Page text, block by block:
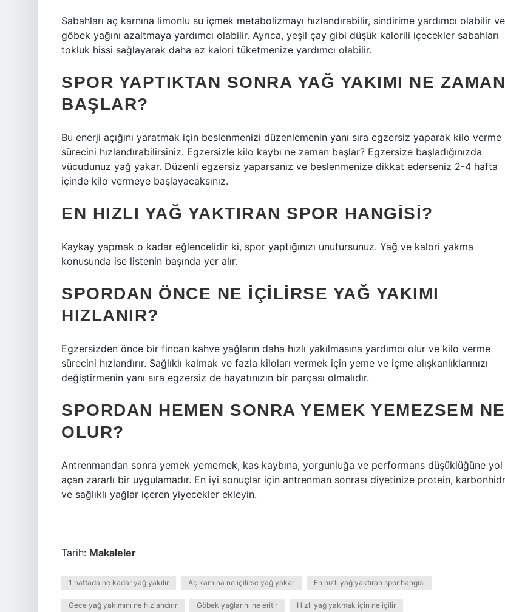
Sabahları aç karnına limonlu su içmek metabolizmayı hızlandırabilir, sindirime yardımcı olabilir ve
göbek yağını azaltmaya yardımcı olabilir. Ayrıca, yeşil çay gibi düşük kalorili içecekler sabahları
tokluk hissi sağlayarak daha az kalori tüketmenize yardımcı olabilir.
SPOR YAPTIKTAN SONRA YAĞ YAKIMI NE ZAMAN
BAŞLAR?
Bu enerji açığını yaratmak için beslenmenizi düzenlemenin yanı sıra egzersiz yaparak kilo verme
sürecini hızlandırabilirsiniz. Egzersizle kilo kaybı ne zaman başlar? Egzersize başladığınızda
vücudunuz yağ yakar. Düzenli egzersiz yaparsanız ve beslenmenize dikkat ederseniz 2-4 hafta
içinde kilo vermeye başlayacaksınız.
EN HIZLI YAĞ YAKTIRAN SPOR HANGISI?
Kaykay yapmak o kadar eğlencelidir ki, spor yaptığınızı unutursunuz. Yağ ve kalori yakma
konusunda ise listenin başında yer alır.
SPORDAN ÖNCE NE IÇILIRSE YAĞ YAKIMI
HIZLANIR?
Egzersizden önce bir fincan kahve yağların daha hızlı yakılmasına yardımcı olur ve kilo verme
sürecini hızlandırır. Sağlıklı kalmak ve fazla kiloları vermek için yeme ve içme alışkanlıklarınızı
değiştirmenin yanı sıra egzersiz de hayatınızın bir parçası olmalıdır.
SPORDAN HEMEN SONRA YEMEK YEMEZSEM NE
OLUR?
Antrenmandan sonra yemek yememek, kas kaybına, yorgunluğa ve performans düşüklüğüne yol
açan zararlı bir uygulamadır. En iyi sonuçlar için antrenman sonrası diyetinize protein,
ve sağlıklı yağlar içeren yiyecekler ekleyin.
Tarih: Makaleler
1 haftada ne kadar yağ yakılır Aç karnına ne içilirse yağ yakar En hızlı yağ yaktıran spor hangisi
Gece yağ yakımını ne hızlandırır Göbek yağlarını ne eritir Hızlı yağ yakmak için ne içilir